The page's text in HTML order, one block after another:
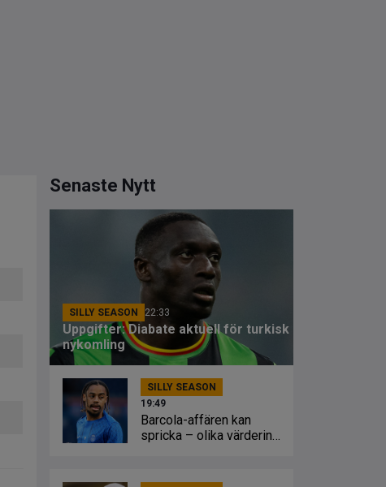
Senaste Nytt
SILLY SEASON 22:33
Uppgifter: Diabate aktuell för turkisk
nykomling
SILLY SEASON
19:49
Barcola-affären kan
spricka – olika värdering